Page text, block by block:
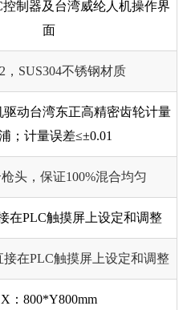
控制器及台湾威纶人机操作界
面
，SUS304不锈钢材质
驱动台湾东正高精密齿轮计量
；计量误差≤±0.01
头，保证100%混合均匀
在PLC触摸屏上设定和调整
接在PLC触摸屏上设定和调整
X：800*Y800mm